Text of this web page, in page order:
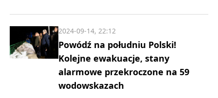
Powódź na południu Polski!
Kolejne ewakuacje, stany
alarmowe przekroczone na 59
wodowskazach
2024-09-14, 22:12